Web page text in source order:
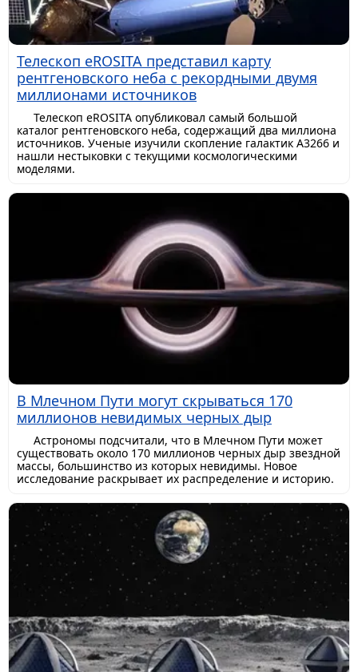
Телескоп eROSITA представил карту
рентгеновского неба с рекордными двумя
миллионами источников
Телескоп eROSITA опубликовал самый большой
каталог рентгеновского неба, содержащий два миллиона
источников. Ученые изучили скопление галактик A3266 и
нашли нестыковки с текущими космологическими
моделями.
В Млечном Пути могут скрываться 170
миллионов невидимых черных дыр
Астрономы подсчитали, что в Млечном Пути может
существовать около 170 миллионов черных дыр звездной
массы, большинство из которых невидимы. Новое
исследование раскрывает их распределение и историю.